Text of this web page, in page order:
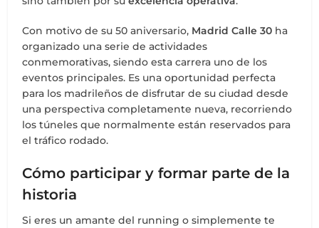
Con motivo de su 50 aniversario, Madrid Calle 30 ha
organizado una serie de actividades
conmemorativas, siendo esta carrera uno de los
eventos principales. Es una oportunidad perfecta
para los madrileños de disfrutar de su ciudad desde
una perspectiva completamente nueva, recorriendo
los túneles que normalmente están reservados para
el tráfico rodado.
Cómo participar y formar parte de la
historia
Si eres un amante del running o simplemente te